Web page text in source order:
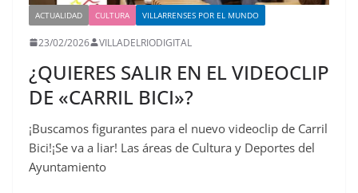
ACTUALIDAD CULTURA VILLARRENSES POR EL MUNDO
23/02/2026 VILLADELRIODIGITAL
¿QUIERES SALIR EN EL VIDEOCLIP
DE «CARRIL BICI»?
¡Buscamos figurantes para el nuevo videoclip de Carril
Bici!¡Se va a liar! Las áreas de Cultura y Deportes del
Ayuntamiento